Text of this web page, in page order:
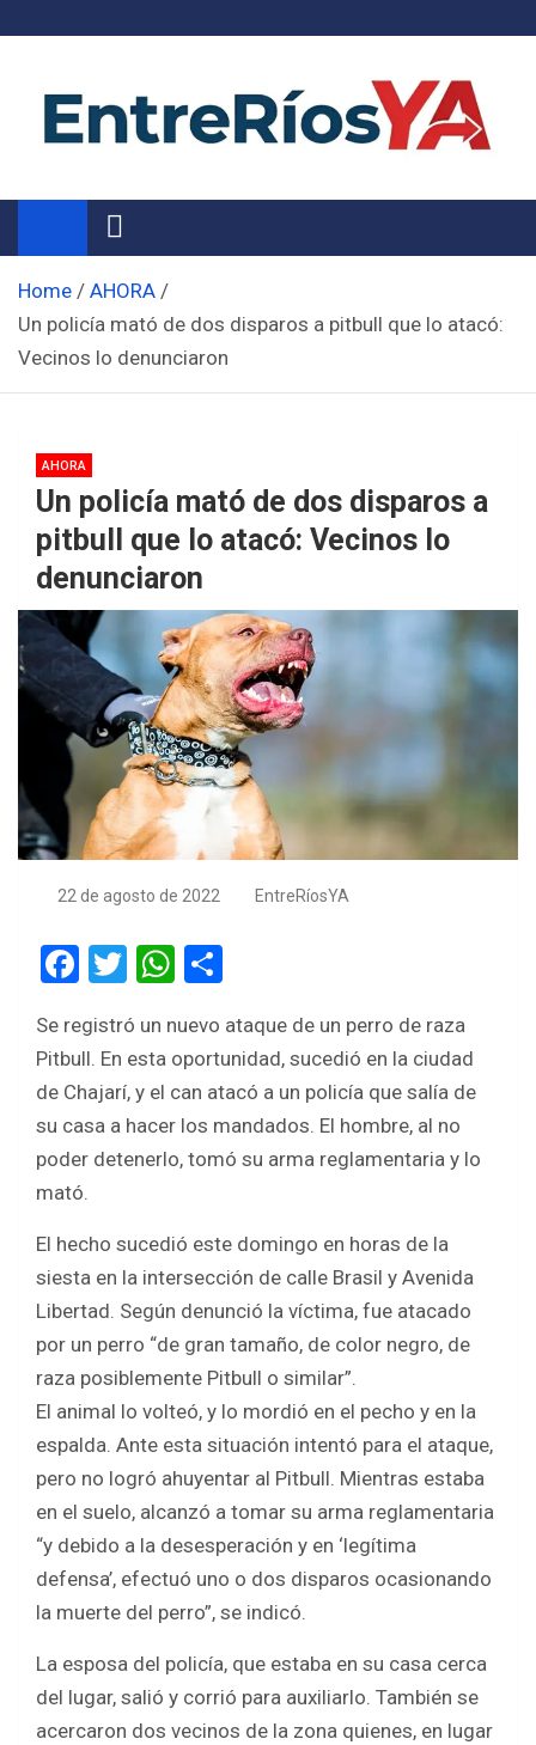
Noticias de Entre Ríos
Información de toda la provincia ahora
Home
AHORA
Un policía mató de dos disparos a pitbull que lo atacó:
Vecinos lo denunciaron
AHORA
Un policía mató de dos disparos a
pitbull que lo atacó: Vecinos lo
denunciaron
22 de agosto de 2022 EntreRíosYA
F
ce
b
o
o
k
T
tt
er
W
at
s
A
p
ar
e
Se registró un nuevo ataque de un perro de raza
Pitbull. En esta oportunidad, sucedió en la ciudad
de Chajarí, y el can atacó a un policía que salía de
su casa a hacer los mandados. El hombre, al no
poder detenerlo, tomó su arma reglamentaria y lo
mató.
El hecho sucedió este domingo en horas de la
siesta en la intersección de calle Brasil y Avenida
Libertad. Según denunció la víctima, fue atacado
por un perro “de gran tamaño, de color negro, de
raza posiblemente Pitbull o similar”.
El animal lo volteó, y lo mordió en el pecho y en la
espalda. Ante esta situación intentó para el ataque,
pero no logró ahuyentar al Pitbull. Mientras estaba
en el suelo, alcanzó a tomar su arma reglamentaria
“y debido a la desesperación y en ‘legítima
defensa’, efectuó uno o dos disparos ocasionando
la muerte del perro”, se indicó.
La esposa del policía, que estaba en su casa cerca
del lugar, salió y corrió para auxiliarlo. También se
acercaron dos vecinos de la zona quienes, en lugar